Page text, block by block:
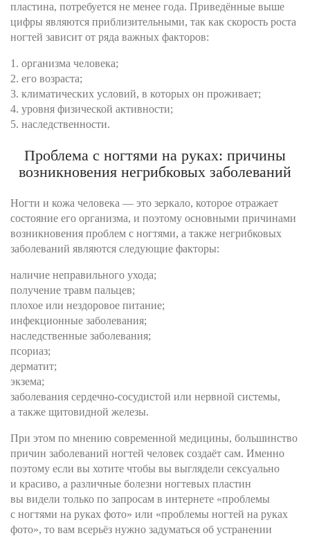
пластина, потребуется не менее года. Приведённые выше
цифры являются приблизительными, так как скорость роста
ногтей зависит от ряда важных факторов:
1. организма человека;
2. его возраста;
3. климатических условий, в которых он проживает;
4. уровня физической активности;
5. наследственности.
Проблема с ногтями на руках: причины
возникновения негрибковых заболеваний
Ногти и кожа человека — это зеркало, которое отражает
состояние его организма, и поэтому основными причинами
возникновения проблем с ногтями, а также негрибковых
заболеваний являются следующие факторы:
наличие неправильного ухода;
получение травм пальцев;
плохое или нездоровое питание;
инфекционные заболевания;
наследственные заболевания;
псориаз;
дерматит;
экзема;
заболевания сердечно-сосудистой или нервной системы,
а также щитовидной железы.
При этом по мнению современной медицины, большинство
причин заболеваний ногтей человек создаёт сам. Именно
поэтому если вы хотите чтобы вы выглядели сексуально
и красиво, а различные болезни ногтевых пластин
вы видели только по запросам в интернете «проблемы
с ногтями на руках фото» или «проблемы ногтей на руках
фото», то вам всерьёз нужно задуматься об устранении